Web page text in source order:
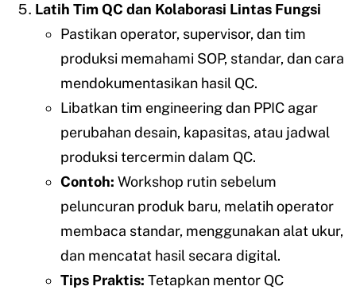
Latih Tim QC dan Kolaborasi Lintas Fungsi
Pastikan operator, supervisor, dan tim
produksi memahami SOP, standar, dan cara
mendokumentasikan hasil QC.
Libatkan tim engineering dan PPIC agar
perubahan desain, kapasitas, atau jadwal
produksi tercermin dalam QC.
Contoh: Workshop rutin sebelum
peluncuran produk baru, melatih operator
membaca standar, menggunakan alat ukur,
dan mencatat hasil secara digital.
Tips Praktis: Tetapkan mentor QC